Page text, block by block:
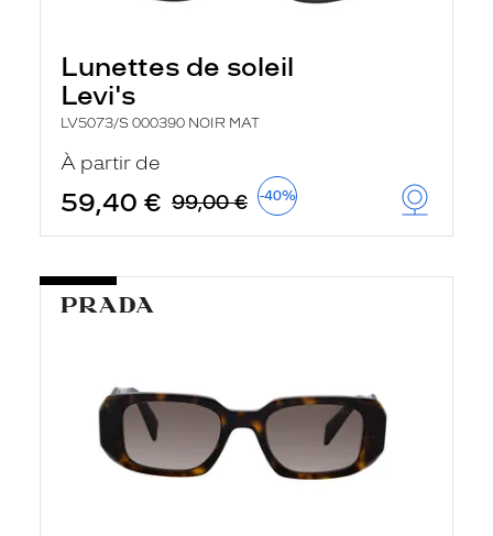
Lunettes de soleil
Levi's
LV5073/S 000390 NOIR MAT
À partir de
59,40 € 99,00 € -40%